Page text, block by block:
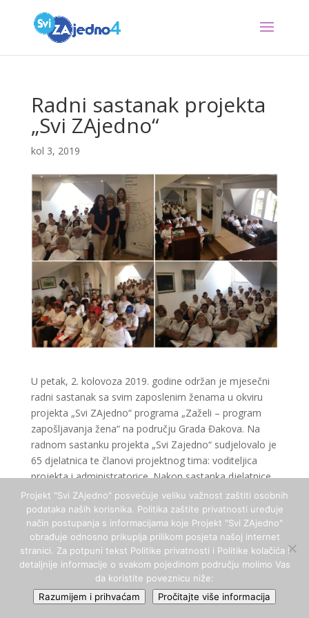
Radni sastanak projekta
„Svi ZAjedno“
kol 3, 2019
U petak, 2. kolovoza 2019. godine održan je mjesečni
radni sastanak sa svim zaposlenim ženama u okviru
projekta „Svi ZAjedno“ programa „Zaželi – program
zapošljavanja žena“ na području Grada Đakova. Na
radnom sastanku projekta „Svi Zajedno“ sudjelovalo je
65 djelatnica te članovi projektnog tima: voditeljica
projekta i administratorice. Nakon sastanka djelatnice
su predavale svu dokumentaciju za tekući mjesec.
2023. Zaželi - Svi ZAjedno | Grad Đakovo | Sva prava
pridržana. | Stranicu izradio:Studio Kajba
Projekt "Svi ZAjedno" posvećuje veliku važnost zaštiti osobnih
podataka naših korisnika. Politika zaštite privatnosti uređuje
način postupanja s informacijama koje Projekt "Svi ZAjedno"
obrađuje odnosno prikuplja prilikom posjeta našoj internet
stranici. Za potpuni tekst Politike privatnosti i Politike kolačića i
detaljnije informacije o svakom pojedinom području molimo Vas
da koristite poveznicu niže:
Razumijem i prihvaćam
Pročitajte više informacija